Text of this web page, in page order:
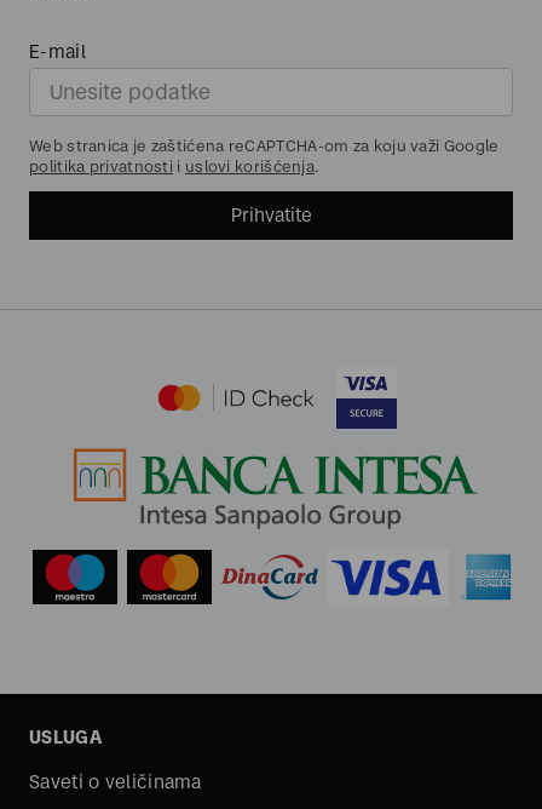
E-mail
Web stranica je zaštićena reCAPTCHA-om za koju važi Google
politika privatnosti i uslovi korišćenja.
Prihvatite
USLUGA
Saveti o veličinama